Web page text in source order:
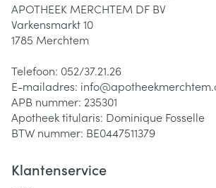
APOTHEEK MERCHTEM DF BV
Varkensmarkt 10
1785 Merchtem
Telefoon: 052/37.21.26
E-mailadres: info@
APB nummer: 235301
Apotheek titularis: Dominique Fosselle
BTW nummer: BE0447511379
Klantenservice